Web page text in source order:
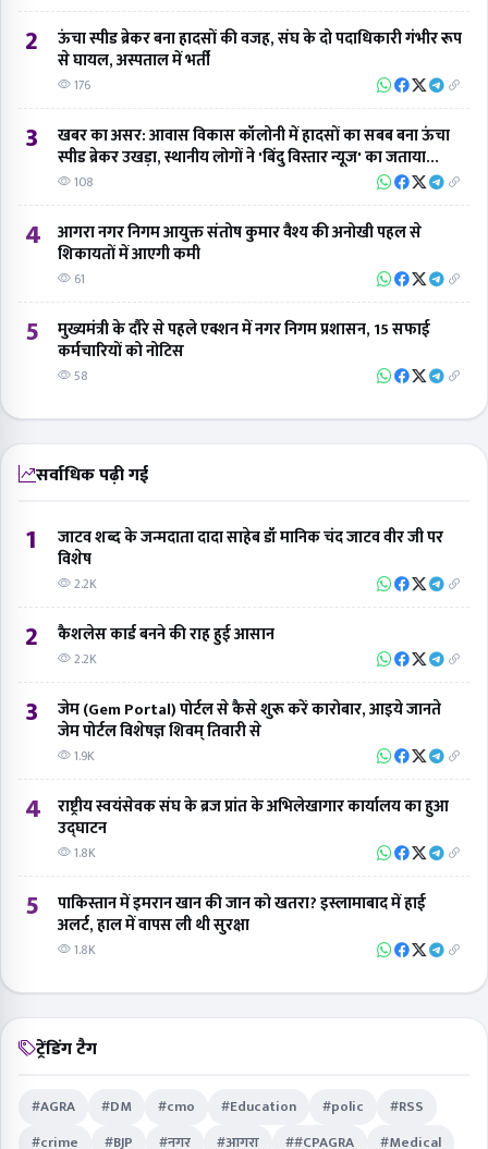
2
ऊंचा स्पीड ब्रेकर बना हादसों की वजह, संघ के दो पदाधिकारी गंभीर रूप
से घायल, अस्पताल में भर्ती
176
3
खबर का असर: आवास विकास कॉलोनी में हादसों का सबब बना ऊंचा
स्पीड ब्रेकर उखड़ा, स्थानीय लोगों ने 'बिंदु विस्तार न्यूज' का जताया
आभार
108
4
आगरा नगर निगम आयुक्त संतोष कुमार वैश्य की अनोखी पहल से
शिकायतों में आएगी कमी
61
5
मुख्यमंत्री के दौरे से पहले एक्शन में नगर निगम प्रशासन, 15 सफाई
कर्मचारियों को नोटिस
58
सर्वाधिक पढ़ी गई
1
जाटव शब्द के जन्मदाता दादा साहेब डॉ मानिक चंद जाटव वीर जी पर
विशेष
2.2K
2 कैशलेस कार्ड बनने की राह हुई आसान
2.2K
3
जेम (Gem Portal) पोर्टल से कैसे शुरू करें कारोबार, आइये जानते
जेम पोर्टल विशेषज्ञ शिवम् तिवारी से
1.9K
4
राष्ट्रीय स्वयंसेवक संघ के ब्रज प्रांत के अभिलेखागार कार्यालय का हुआ
उद्घाटन
1.8K
5
पाकिस्तान में इमरान खान की जान को खतरा? इस्लामाबाद में हाई
अलर्ट, हाल में वापस ली थी सुरक्षा
1.8K
ट्रेंडिंग टैग
#AGRA #DM #cmo #Education #polic
#RSS
#crime
#BJP #नगर #आगरा ##CPAGRA
#Medical